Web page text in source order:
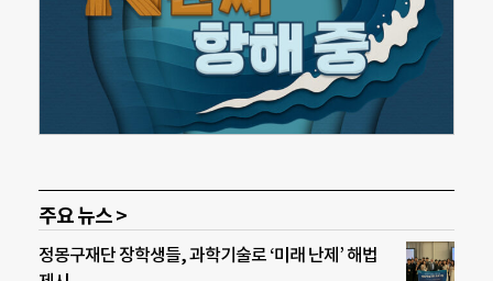
주요 뉴스 >
정몽구재단 장학생들, 과학기술로 ‘미래 난제’ 해법